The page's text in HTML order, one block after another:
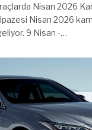
Nisan 2026
Nisan 2026
9 Nisan -…